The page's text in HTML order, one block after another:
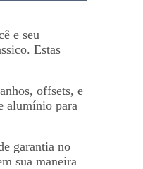
e seu
Estas
offsets, e
alumínio para
garantia no
sua maneira